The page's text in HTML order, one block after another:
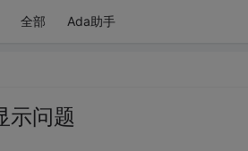
全部 Ada助手
示问题